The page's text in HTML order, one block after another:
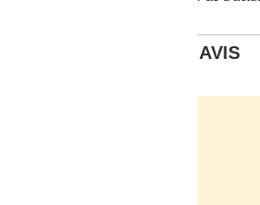
AVIS